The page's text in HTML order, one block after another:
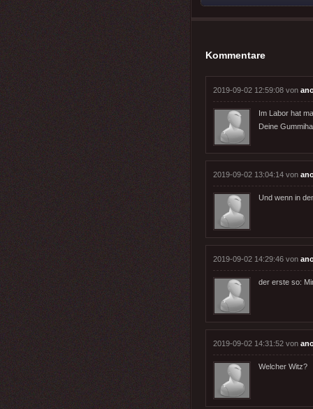
Kommentare
2019-09-02 12:59:08 von
Im Labor hat
Deine
2019-09-02 13:04:14 von
Und wenn in
2019-09-02 14:29:46 von
der erste so:
2019-09-02 14:31:52 von
Welcher Witz?